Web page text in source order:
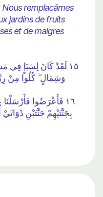
remplacâmes
jardins de fruits
et de maigres
١٥ لَقَدْ كَانَ لِسَبَإٍ
وَشِمَالٍ ۖ كُلُوا مِنْ
١٦ فَأَعْرَضُوا
بِجَنَّتَيْهِمْ جَنَّتَيْنِ